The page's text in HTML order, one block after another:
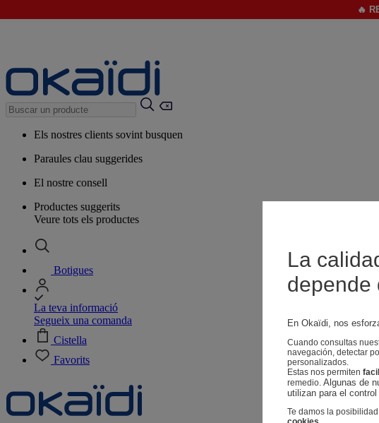
🔥
Els nostres clients sovint busquen
Paraules clau suggerides
El nostre consell
Productes suggerits
Veure tots els productes
Botigues
La teva informació
Segueix una comanda
Cistella
Favorits
La
depende
En Okaïdi, nos
Cuando consultas
navegación, detectar
personalizados.
Estas nos permiten
remedio. Algunas de
utilizan para el
Te damos la